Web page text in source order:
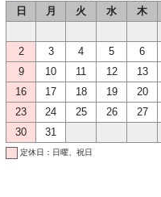
日
月 火 水 木
2
3 4 5 6
9
10 11 12 13
16
17 18 19 20
23
24 25 26 27
30
31
定休日：日曜、祝日